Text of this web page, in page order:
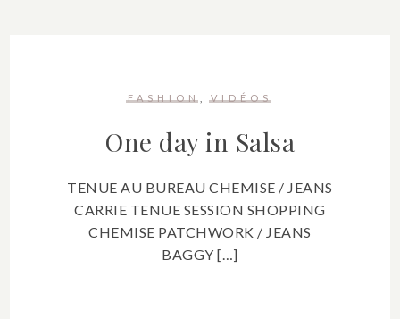
FASHION VIDÉOS
One day in Salsa
TENUE AU BUREAU CHEMISE / JEANS
CARRIE TENUE SESSION SHOPPING
CHEMISE PATCHWORK / JEANS
BAGGY […]